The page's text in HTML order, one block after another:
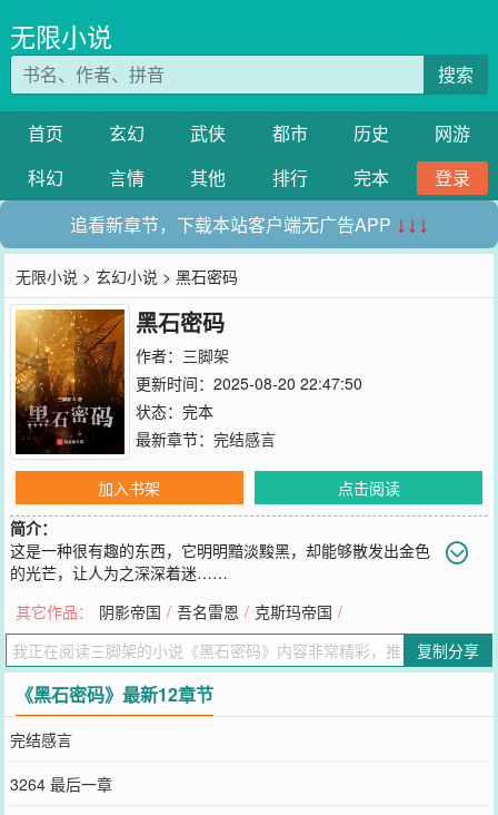
无限小说
搜索
首页 玄幻 武侠 都市 历史
网游
科幻
言情 其他 排行 完本
登录
追看新章节，下载本站客户端无广告APP ↓↓↓
无限小说 >玄幻小说 > 黑石密码
黑石密码
作者： 三脚架
更新时间：2025-08-20 22:47:50
状态：完本
最新章节： 完结感言
加入书架
点击阅读
简介：
这是一种很有趣的东西，它明明黯淡黢黑，却能够散发出金色
的光芒，让人为之深深着迷……
里的朋友推荐哦！
其它作品： 阴影帝国 / 吾名雷恩 / 克斯玛帝国 /
复制分享
《黑石密码》最新12章节
完结感言
3264 最后一章